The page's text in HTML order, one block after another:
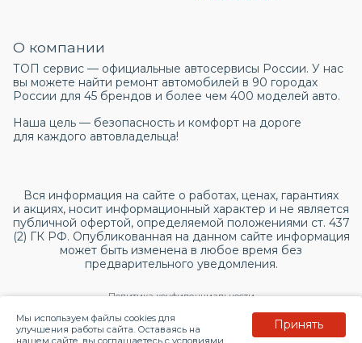
О компании
ТОП сервис — официальные автосервисы России. У нас
вы можете найти ремонт автомобилей в 90 городах
России для 45 брендов и более чем 400 моделей авто.
Наша цель — безопасность и комфорт на дороге
для каждого автовладельца!
Вся информация на сайте о работах, ценах, гарантиях
и акциях, носит информационный характер и не является
публичной офертой, определяемой положениями ст. 437
(2) ГК РФ. Опубликованная на данном сайте информация
может быть изменена в любое время без
предварительного уведомления.
Политика конфиденциальности
Согласие на обработку персональных данных
Мы используем файлы cookies для
улучшения работы сайта. Оставаясь на
нашем сайте, вы соглашаетесь с условиями
Принять